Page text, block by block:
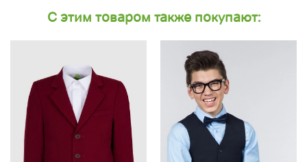
С этим товаром также покупают: